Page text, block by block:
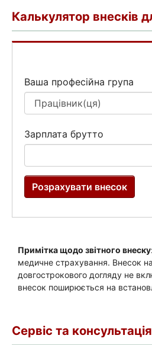
Сервіс та консультація